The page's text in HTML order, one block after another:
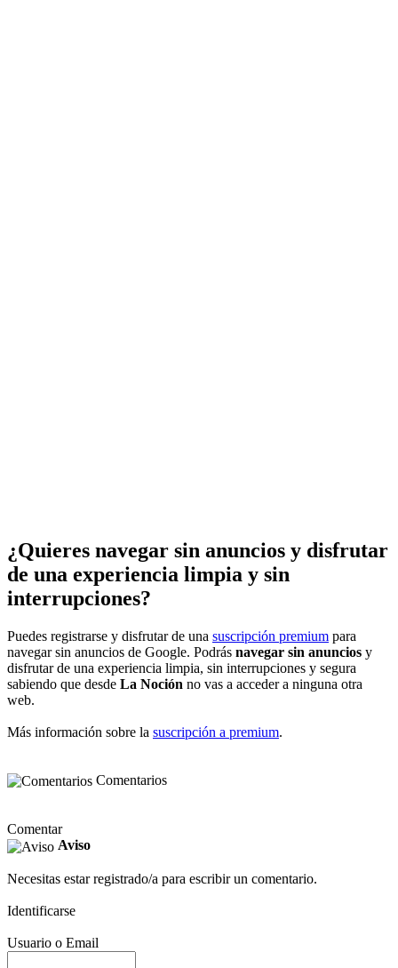
¿Quieres navegar sin anuncios y disfrutar
de una experiencia limpia y sin
interrupciones?
Puedes registrarse y disfrutar de una suscripción premium para
navegar sin anuncios de Google. Podrás navegar sin anuncios y
disfrutar de una experiencia limpia, sin interrupciones y segura
sabiendo que desde La Noción no vas a acceder a ninguna otra
web.
Más información sobre la suscripción a premium.
Comentarios
Comentar
Aviso
Necesitas estar registrado/a para escribir un comentario.
Identificarse
Usuario o Email